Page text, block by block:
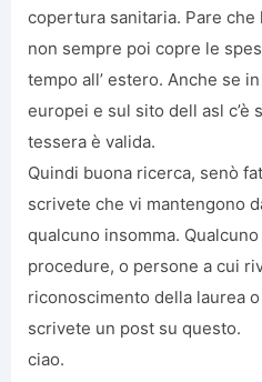
copertura sanitaria. Pare
non sempre poi copre le
tempo all’ estero. Anche se
europei e sul sito dell asl c’è
tessera è valida.
Quindi buona ricerca, senò
scrivete che vi mantengono
qualcuno insomma.
procedure, o persone a cui
riconoscimento della laurea
scrivete un post su questo.
ciao.